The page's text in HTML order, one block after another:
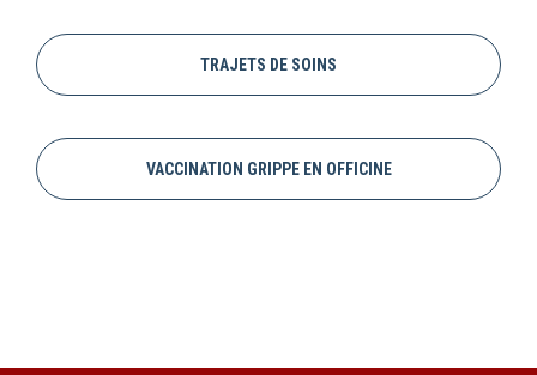
TRAJETS DE SOINS
VACCINATION GRIPPE EN OFFICINE